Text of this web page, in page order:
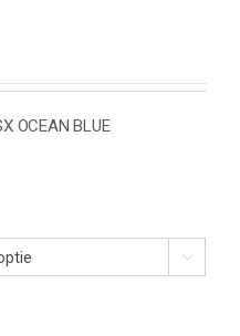
OCEAN BLUE
